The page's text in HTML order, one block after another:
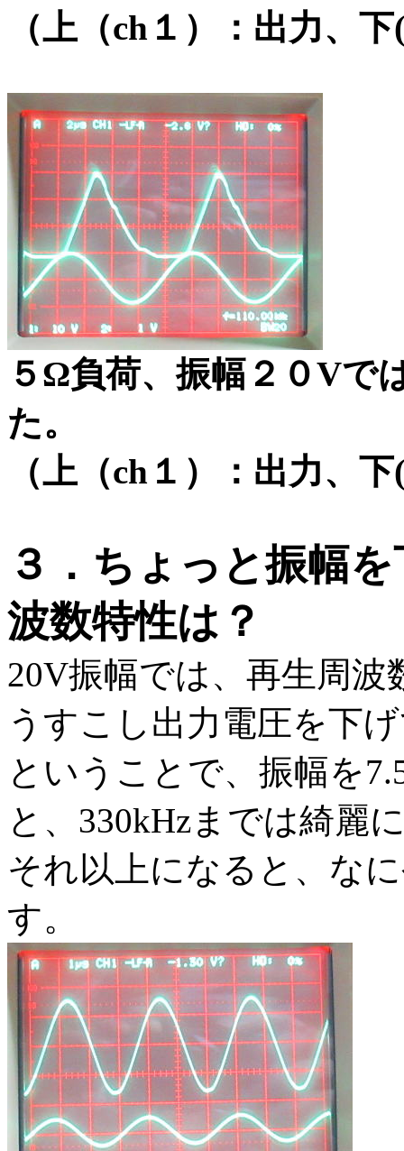
（上（ch１）：出力、
５Ω負荷、振幅２０Vで
た。
（上（ch１）：出力、
３．ちょっと振幅
波数特性は？
20V振幅では、再生周波
うすこし出力電圧を下
ということで、振幅を
と、330kHzまでは綺麗
それ以上になると、な
す。